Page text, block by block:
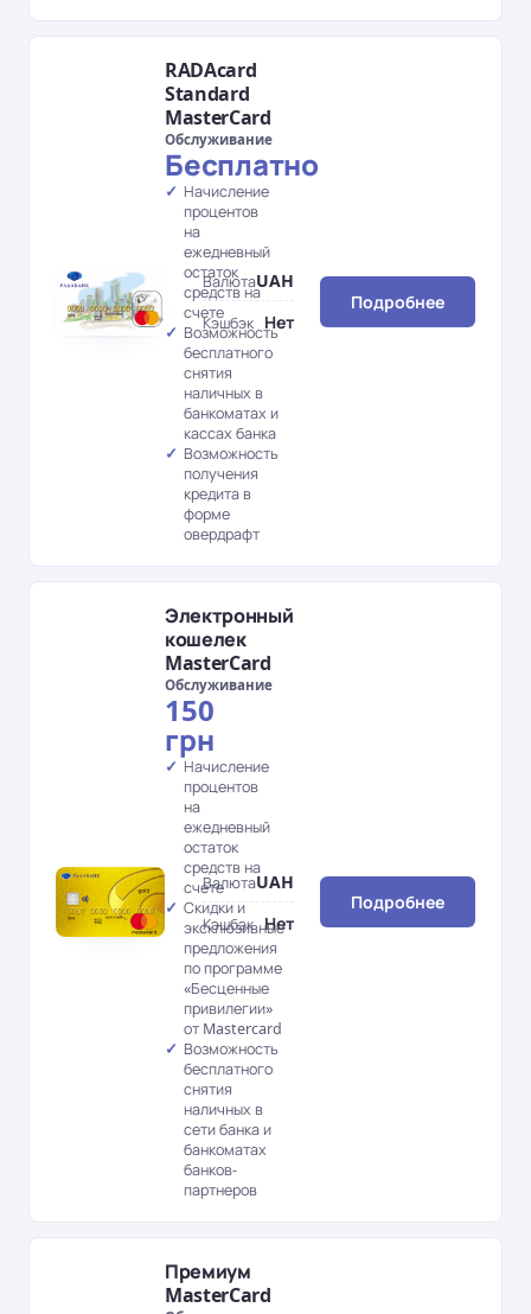
RADAcard
Standard
MasterCard
Обслуживание
Бесплатно
Начисление
процентов
на
ежедневный
остаток
средств на
счете
Возможность
бесплатного
снятия
наличных в
банкоматах и
кассах банка
Возможность
получения
кредита в
форме
овердрафт
ВалютаUAH
Кэшбэк Нет
Подробнее
Электронный
кошелек
MasterCard
Обслуживание
150
грн
Начисление
процентов
на
ежедневный
остаток
средств на
счете
Скидки и
эксклюзивные
предложения
по программе
«Бесценные
привилегии»
от Mastercard
Возможность
бесплатного
снятия
наличных в
сети банка и
банкоматах
банков-
партнеров
ВалютаUAH
Кэшбэк Нет
Подробнее
Премиум
MasterCard